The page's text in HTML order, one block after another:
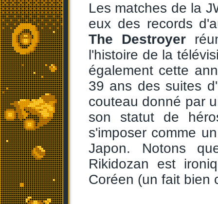
Les matches de la
eux des records
The Destroyer
l'histoire de la
également cette
39 ans des suites
couteau donné par
son statut de
s'imposer comme
Japon. Notons
Rikidozan est
Coréen (un fait bien